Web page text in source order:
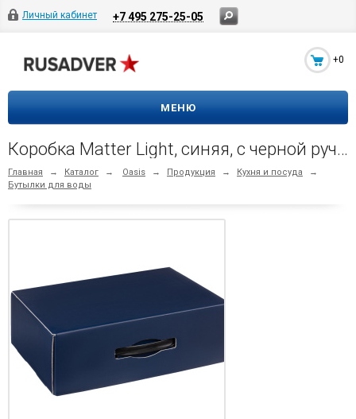
Личный кабинет +7 495 275-25-05
+0
МЕНЮ
Коробка Matter Light, синяя, с черной ручкой
Главная → Каталог → Oasis → Продукция → Кухня и посуда
→
Бутылки для воды